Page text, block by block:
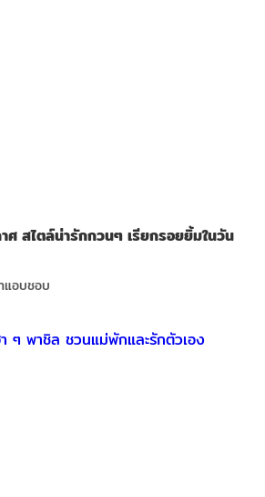
สไตล์น่ารักกวนๆ เรียกรอยยิ้มในวัน
แอบชอบ